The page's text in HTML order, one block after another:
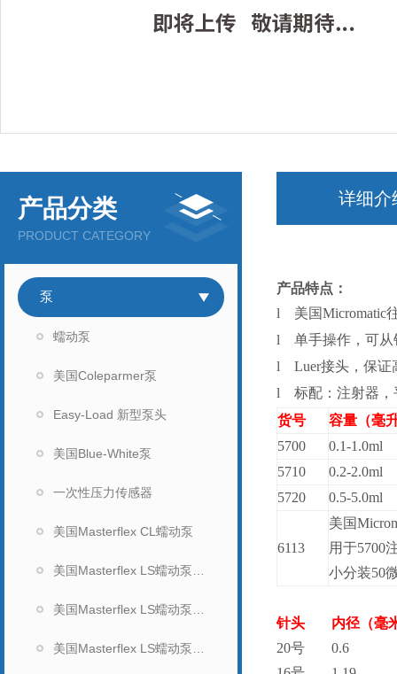
产品分类
PRODUCT CATEGORY
泵
蠕动泵
美国Coleparmer泵
Easy-Load 新型泵头
美国Blue-White泵
一次性压力传感器
美国Masterflex CL蠕动泵
详细介
产品特点：
l
美国Micromatic
l
单手操作，可
l
Luer接头，保证
l
标配：注射器，
货号
容量（毫
5700
0.1-1.0ml
5710
0.2-2.0ml
5720
0.5-5.0ml
6113
美国
用于5700
小分装50
针头
内径（毫
20号
0.6